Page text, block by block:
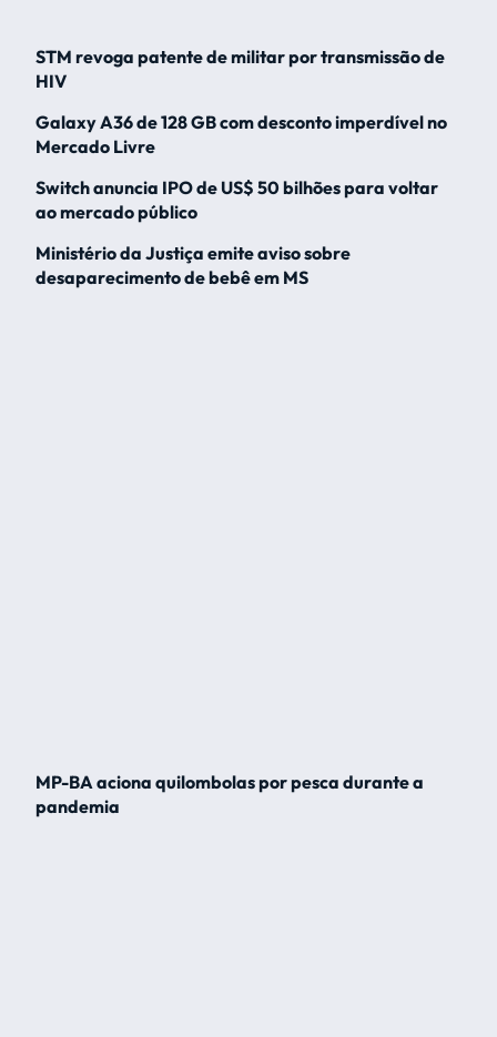
STM revoga patente de militar por transmissão de
HIV
Galaxy A36 de 128 GB com desconto imperdível no
Mercado Livre
Switch anuncia IPO de US$ 50 bilhões para voltar
ao mercado público
Ministério da Justiça emite aviso sobre
desaparecimento de bebê em MS
MP-BA aciona quilombolas por pesca durante a
pandemia